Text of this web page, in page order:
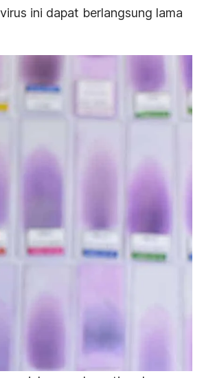
ini dapat berlangsung lama